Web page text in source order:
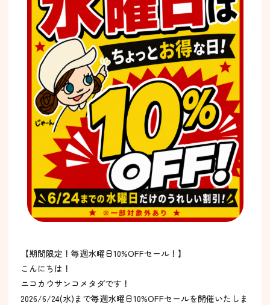
【期間限定！毎週水曜日10%OFFセール！】
こんにちは！
ニコカウサンコメタダです！
2026/6/24(水)まで毎週水曜日10%OFFセールを開催いたしま